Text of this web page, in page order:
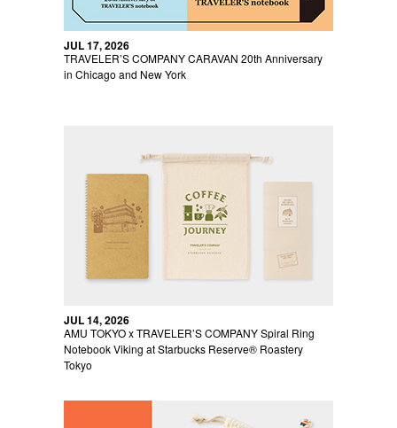
JUL 17, 2026
TRAVELER’S COMPANY CARAVAN 20th Anniversary
in Chicago and New York
JUL 14, 2026
AMU TOKYO x TRAVELER’S COMPANY Spiral Ring
Notebook Viking at Starbucks Reserve® Roastery
Tokyo